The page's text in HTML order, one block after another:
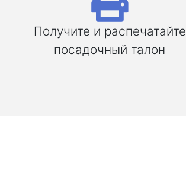
Получите и распечатайте
посадочный талон